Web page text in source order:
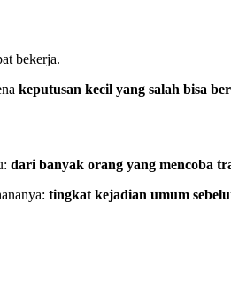
bekerja.
keputusan kecil yang salah bisa
dari banyak orang yang mencoba
tingkat kejadian umum